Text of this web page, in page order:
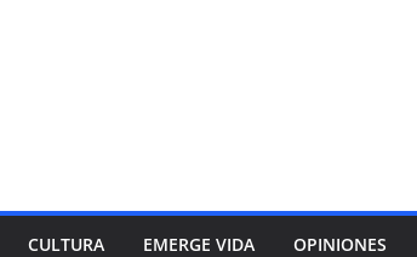
CULTURA EMERGE VIDA OPINIONES